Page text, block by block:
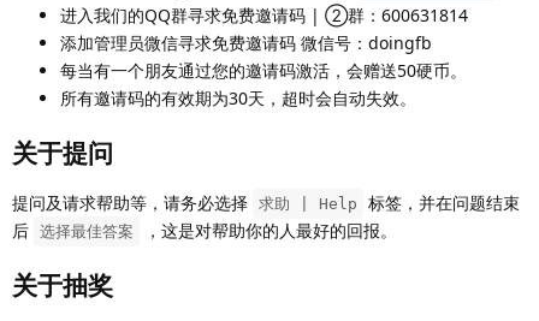
进入我们的QQ群寻求免费邀请码 | ②群：600631814
添加管理员微信寻求免费邀请码 微信号：doingfb
每当有一个朋友通过您的邀请码激活，会赠送50硬币。
所有邀请码的有效期为30天，超时会自动失效。
关于提问
提问及请求帮助等，请务必选择 求助 | Help
标签，并在问题结束
后 选择最佳答案 ，这是对帮助你的人最好的回报。
关于抽奖